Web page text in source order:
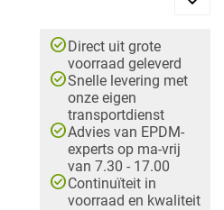
check_circleDirect uit grote
voorraad geleverd
check_circleSnelle levering met
onze eigen
transportdienst
check_circleAdvies van EPDM-
experts op ma-vrij
van 7.30 - 17.00
check_circleContinuïteit in
voorraad en kwaliteit